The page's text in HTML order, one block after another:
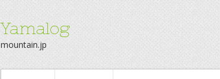
Yamalog
mountain.jp